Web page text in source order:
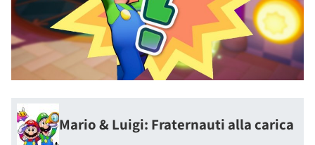
Mario & Luigi: Fraternauti alla carica